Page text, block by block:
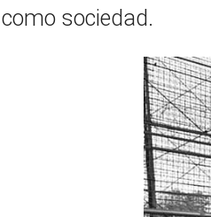
como sociedad.